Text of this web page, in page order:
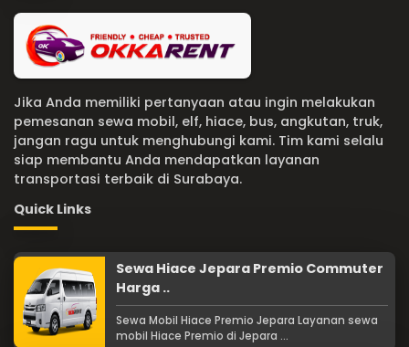
Jika Anda memiliki pertanyaan atau ingin melakukan
pemesanan sewa mobil, elf, hiace, bus, angkutan, truk,
jangan ragu untuk menghubungi kami. Tim kami selalu
siap membantu Anda mendapatkan layanan
transportasi terbaik di Surabaya.
Quick Links
Sewa Hiace Jepara Premio Commuter
Harga ..
Sewa Mobil Hiace Premio Jepara Layanan sewa
mobil Hiace Premio di Jepara ...